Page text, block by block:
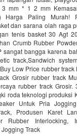
mm * 1 2 mm
Harga Paling Murah!
dan sarana olah raga
tenis basket 30 Agt
Crumb Rubber
sangat bangga karena
track,Sandwich
Low Price rubber
Grosir rubber track
rubber track Grosir.
roda teknologi produksi
Untuk Pria
Produsen Karet
Rubber Interlocking,
Track